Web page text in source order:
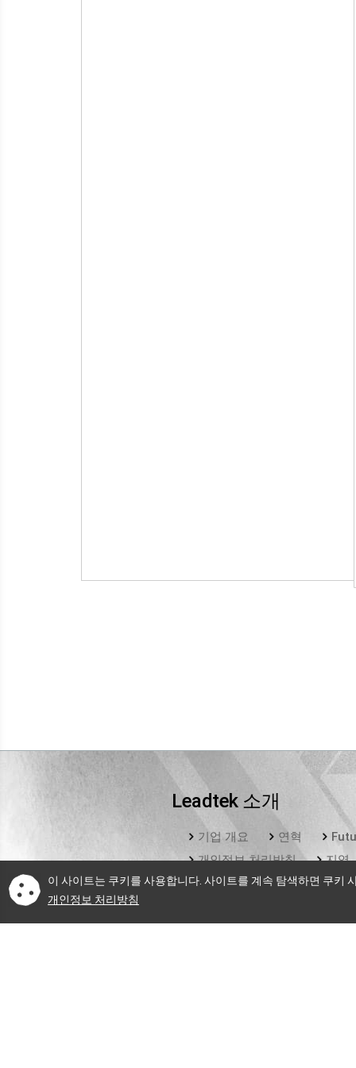
Leadtek 소개
기업 개요 연혁
개인정보 처리방침
지역
이 사이트는 쿠키를 사용합니다. 사이트를 계속 탐색하면 쿠키
개인정보 처리방침